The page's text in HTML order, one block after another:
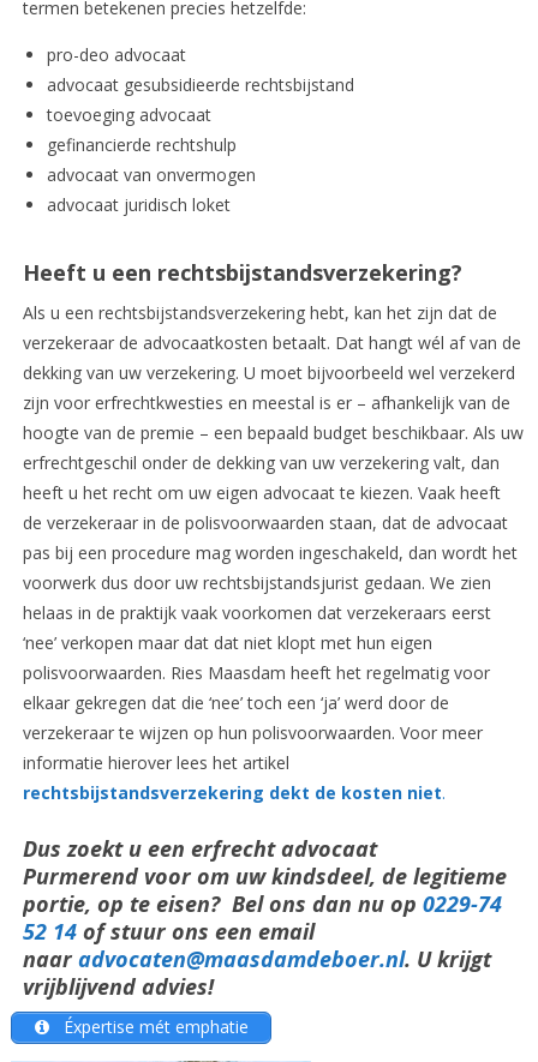
termen betekenen precies hetzelfde:
pro-deo advocaat
advocaat gesubsidieerde rechtsbijstand
toevoeging advocaat
gefinancierde rechtshulp
advocaat van onvermogen
advocaat juridisch loket
Heeft u een rechtsbijstandsverzekering?
Als u een rechtsbijstandsverzekering hebt, kan het zijn dat de
verzekeraar de advocaatkosten betaalt. Dat hangt wél af van de
dekking van uw verzekering. U moet bijvoorbeeld wel verzekerd
zijn voor erfrechtkwesties en meestal is er – afhankelijk van de
hoogte van de premie – een bepaald budget beschikbaar. Als uw
erfrechtgeschil onder de dekking van uw verzekering valt, dan
heeft u het recht om uw eigen advocaat te kiezen. Vaak heeft
de verzekeraar in de polisvoorwaarden staan, dat de advocaat
pas bij een procedure mag worden ingeschakeld, dan wordt het
voorwerk dus door uw rechtsbijstandsjurist gedaan. We zien
helaas in de praktijk vaak voorkomen dat verzekeraars eerst
‘nee’ verkopen maar dat dat niet klopt met hun eigen
polisvoorwaarden. Ries Maasdam heeft het regelmatig voor
elkaar gekregen dat die ‘nee’ toch een ‘ja’ werd door de
verzekeraar te wijzen op hun polisvoorwaarden. Voor meer
informatie hierover lees het artikel
rechtsbijstandsverzekering dekt de kosten niet.
Dus zoekt u een erfrecht advocaat
Purmerend voor om uw kindsdeel, de legitieme
portie, op te eisen? Bel ons dan nu op 0229-74
52 14 of stuur ons een email
naar advocaten@maasdamdeboer.nl. U krijgt
vrijblijvend advies!
Éxpertise mét emphatie